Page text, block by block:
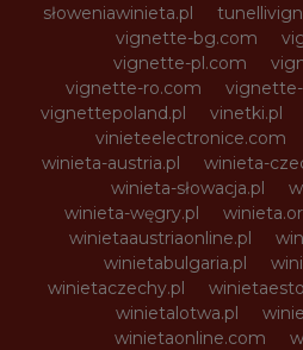
słoweniawinieta.pl
vignette-bg.com
vignette-pl.com
vignette-ro.com
vignettepoland.pl
vinetki.pl
vinieteelectronice.com
winieta-austria.pl
winieta-
winieta-słowacja.pl
winieta-węgry.pl
winietaaustriaonline.pl
winietabulgaria.pl
winietaczechy.pl
winietalotwa.pl
winietaonline.com